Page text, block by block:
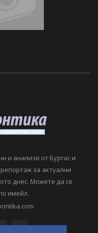
и анализи от Бургас и
за актуални
днес. Можете да се
имейл.